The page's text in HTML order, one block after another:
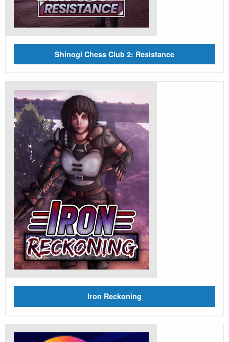
Shinogi Chess Club 2: Resistance
Iron Reckoning